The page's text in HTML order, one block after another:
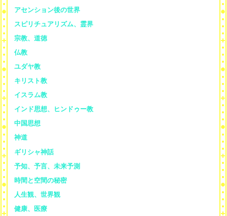
アセンション後の世界
スピリチュアリズム、霊界
宗教、道徳
仏教
ユダヤ教
キリスト教
イスラム教
インド思想、ヒンドゥー教
中国思想
神道
ギリシャ神話
予知、予言、未来予測
時間と空間の秘密
人生観、世界観
健康、医療